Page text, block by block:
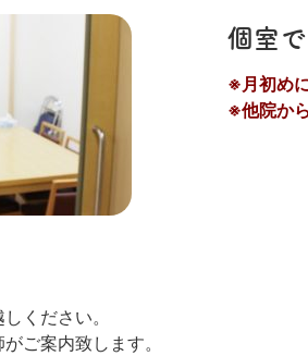
個室
※月初め
※他院か
ください。
ご案内致します。